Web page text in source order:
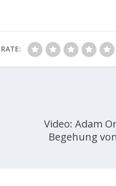
RATE:
Video: Adam
Begehung